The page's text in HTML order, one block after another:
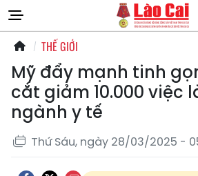
THẾ GIỚI
Mỹ đẩy mạnh tinh
cắt giảm 10.000 việc
ngành y tế
Thứ Sáu, ngày 28/03/2025 -